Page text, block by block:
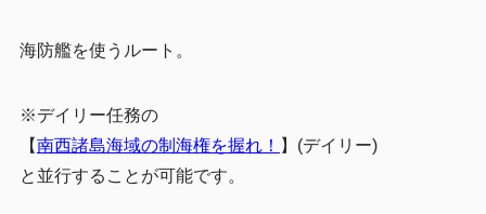
海防艦を使うルート。
※デイリー任務の
【南西諸島海域の制海権を握れ！ 】(デイリー)
と並行することが可能です。